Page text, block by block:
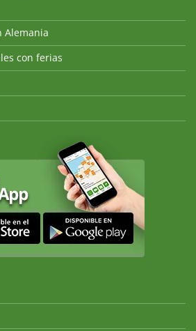
Alemania
con ferias